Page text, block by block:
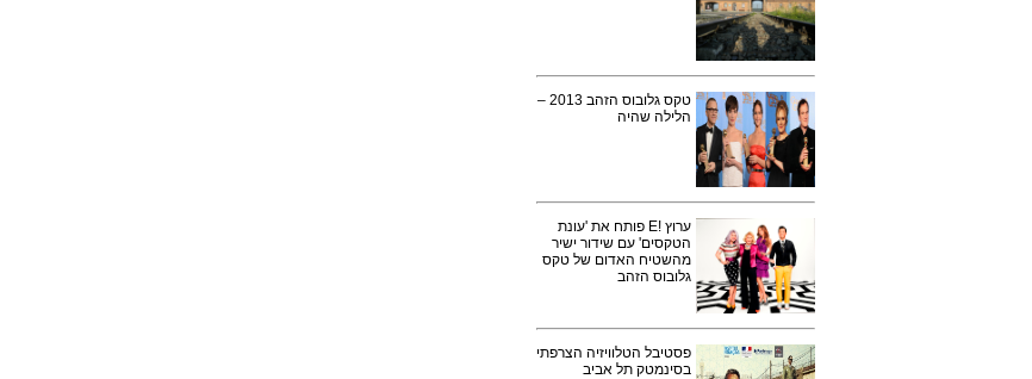
טקס גלובוס הזהב 2013 –
הלילה שהיה
ערוץ !E פותח את 'עונת
הטקסים' עם שידור ישיר
מהשטיח האדום של טקס
גלובוס הזהב
פסטיבל הטלוויזיה הצרפתי
בסינמטק תל אביב